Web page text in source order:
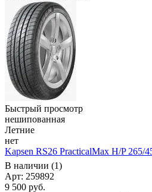
Быстрый просмотр
нешипованная
Летние
нет
Kapsen RS26 PracticalMax H/P 265/
В наличии (1)
Арт: 259892
9 500 руб.